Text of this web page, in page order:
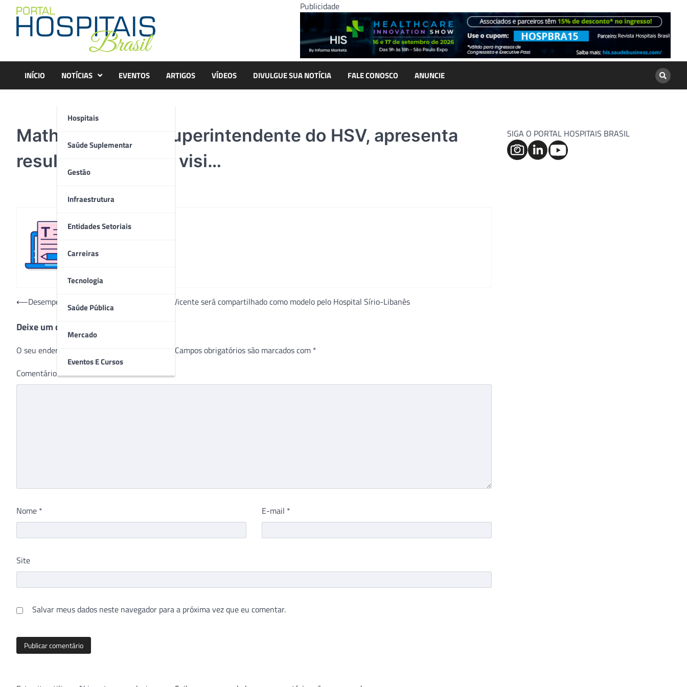
content
Publicidade
INÍCIO NOTÍCIAS
Hospitais
Saúde Suplementar
Gestão
Infraestrutura
Entidades Setoriais
Carreiras
Tecnologia
Saúde Pública
Mercado
Eventos E Cursos
EVENTOS ARTIGOS VÍDEOS DIVULGUE SUA NOTÍCIA FALE CONOSCO ANUNCIE
Matheus Gomes, superintendente do HSV, apresenta
resultados durante visi…
Navegação
Post
⟵Desempenho operacional do Hospital São Vicente será compartilhado como modelo pelo Hospital Sírio-Libanês
Deixe um comentário
O seu endereço de e-mail não será publicado. Campos obrigatórios são marcados com *
Comentário*
Nome * E-mail *
Site
Salvar meus dados neste navegador para a próxima vez que eu comentar.
SIGA O PORTAL HOSPITAIS BRASIL